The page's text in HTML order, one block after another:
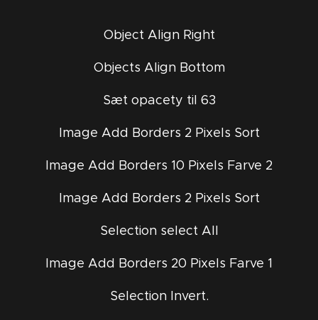
Object Align Right
Objects Align Bottom
Sæt opacety til 63
Image Add Borders 2 Pixels Sort
Image Add Borders 10 Pixels Farve 2
Image Add Borders 2 Pixels Sort
Selection select All
Image Add Borders 20 Pixels Farve 1
Selection Invert.